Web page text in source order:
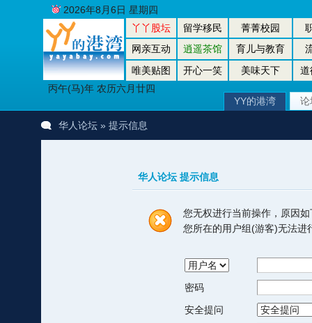
丫丫股坛 留学移民 菁菁校园
网亲互动
逍遥茶馆 育儿与教育
唯美贴图
开心一笑 美味天下
道
丙午(马)年 农历六月廿四
2026年8月6日 星期四
YY的港湾 论
华人论坛» 提示信息
华人论坛 提示信息
您无权进行当前操作，原因如
您所在的用户组(游客)无法进
密码
安全提问